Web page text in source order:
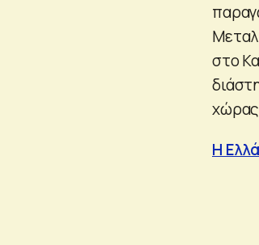
στο
Η